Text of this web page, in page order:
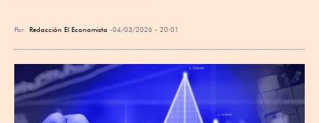
Por Redacción El Economista 04/03/2026 - 20:01